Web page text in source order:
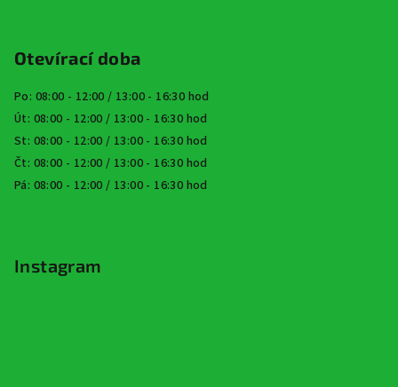
Otevírací doba
Po: 08:00 - 12:00 / 13:00 - 16:30 hod
Út: 08:00 - 12:00 / 13:00 - 16:30 hod
St: 08:00 - 12:00 / 13:00 - 16:30 hod
Čt: 08:00 - 12:00 / 13:00 - 16:30 hod
Pá: 08:00 - 12:00 / 13:00 - 16:30 hod
Instagram